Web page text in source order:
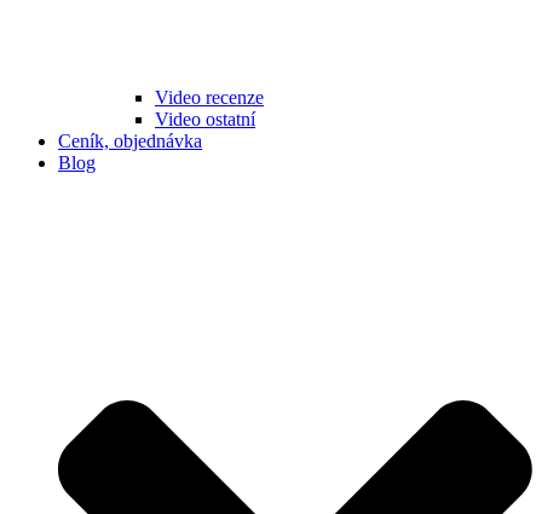
Video recenze
Video ostatní
Ceník, objednávka
Blog